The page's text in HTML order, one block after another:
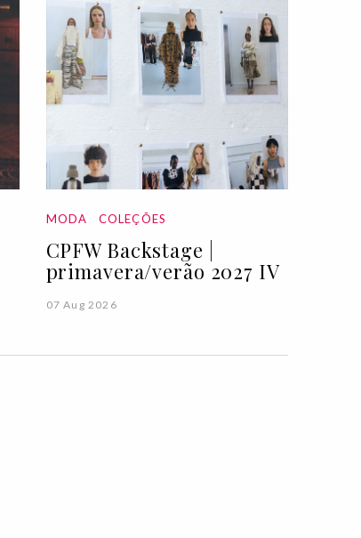
MODA COLEÇÕES
CPFW Backstage |
primavera/verão 2027 IV
07 Aug 2026